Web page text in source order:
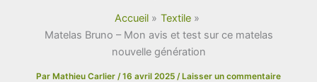
Accueil
Textile
Matelas Bruno – Mon avis et test sur ce matelas
nouvelle génération
Par Mathieu Carlier /16 avril 2025 /Laisser un commentaire